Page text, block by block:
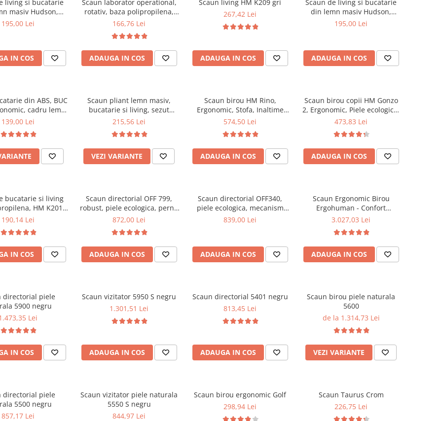
living si bucatarie
masiv Hudson,
stofa,100 kg,
195,00 Lei
IN COS
Scaun laborator operational,
rotativ, baza polipropilena,
piele ecologica, inaltime
166,76 Lei
ADAUGA IN COS
Scaun living HM K209 gri
267,42 Lei
ADAUGA IN COS
Scaun de living si bucatarie
din lemn masiv Hudson,
tapiterie stofa,100 kg,
195,00 Lei
ADAUGA IN COS
din ABS, BUC
cadru lemn,
100 kg
139,00 Lei
Scaun pliant lemn masiv,
bucatarie si living, sezut
tapitat cu piele ecologica, 100
215,56 Lei
VEZI VARIANTE
Scaun birou HM Rino,
Ergonomic, Stofa, Inaltime
reglabila, Mecanism
cm, Gri
574,50 Lei
ADAUGA IN COS
Scaun birou copii HM Gonzo
2, Ergonomic, Piele ecologica,
Inaltime ajustabila, Mecanism
473,83 Lei
ADAUGA IN COS
bucatarie si living
HM K201,
baza lemn masiv,
100 kg, alb
190,14 Lei
IN COS
Scaun directorial OFF 799,
robust, piele ecologica, perne
duble, baza cromata,
872,00 Lei
ADAUGA IN COS
Scaun directorial OFF340,
piele ecologica, mecanism
balans, robust, rabatabil 180
839,00 Lei
ADAUGA IN COS
Scaun Ergonomic Birou
Ergohuman - Confort
Premium, Reglaje Inteligente
Performanta la Birou
3.027,03 Lei
ADAUGA IN COS
directorial piele
5900 negru
Lei
IN COS
Scaun vizitator 5950 S negru
1.301,51 Lei
ADAUGA IN COS
Scaun directorial 5401 negru
813,45 Lei
ADAUGA IN COS
Scaun birou piele naturala
5600
de la 1.314,73 Lei
VEZI VARIANTE
directorial piele
5500 negru
857,17 Lei
Scaun vizitator piele naturala
5550 S negru
844,97 Lei
Scaun birou ergonomic Golf
298,94 Lei
Scaun Taurus Crom
226,75 Lei